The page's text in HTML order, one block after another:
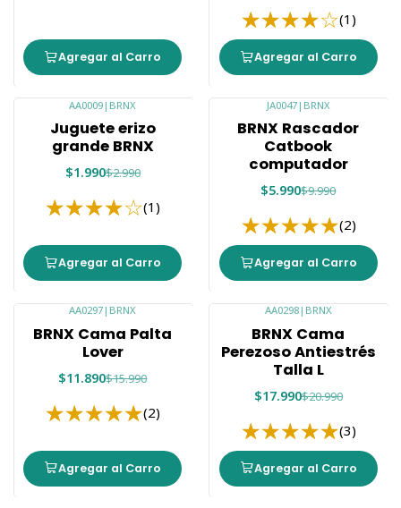
Agregar al Carro
(1)
Agregar al Carro
AA0009 | BRNX
Juguete erizo
grande BRNX
$1.990$2.990
(1)
Agregar al Carro
JA0047| BRNX
BRNX Rascador
Catbook
computador
$5.990$9.990
(2)
Agregar al Carro
AA0297 | BRNX
BRNX Cama Palta
Lover
$11.890$15.990
(2)
Agregar al Carro
AA0298| BRNX
BRNX Cama
Perezoso Antiestrés
Talla L
$17.990$20.990
(3)
Agregar al Carro